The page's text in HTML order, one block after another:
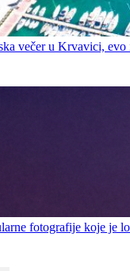
večer u Krvavici, evo
fotografije koje je